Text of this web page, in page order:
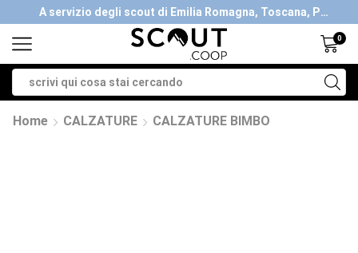
A servizio degli scout di Emilia Romagna, Toscana, Piemonte, Valle d'Aosta- Gratis la spedizione con ordini > €40
0
Home CALZATURE CALZATURE BIMBO